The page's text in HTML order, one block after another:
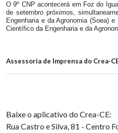
O 9º CNP acontecerá em Foz do
de setembro próximos,
Engenharia e da Agronomia (Soea)
Científico da Engenharia e da
Assessoria de Imprensa do Crea-
Baixe o aplicativo do Crea-CE:
Rua Castro e Silva, 81 - Centro